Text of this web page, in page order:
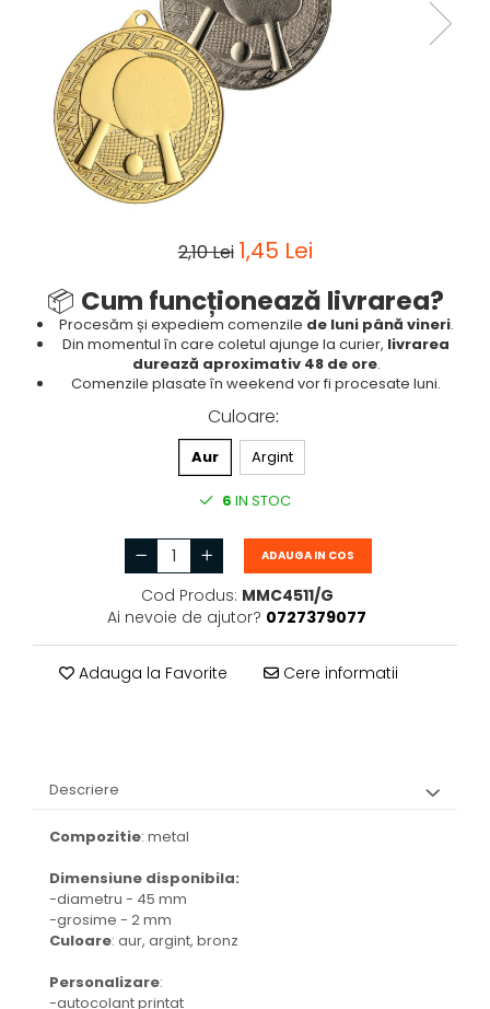
Tenis de camp
Tenis de Masa
Volei
Alte ramuri sportive
2,10 Lei 1,45 Lei
📦 Cum funcționează livrarea?
Procesăm și expediem comenzile de luni până vineri.
Din momentul în care coletul ajunge la curier, livrarea
durează aproximativ 48 de ore.
Comenzile plasate în weekend vor fi procesate luni.
Culoare:
Aur Argint
6 IN STOC
ADAUGA IN COS
Cod Produs: MMC4511/G
Ai nevoie de ajutor? 0727379077
Adauga la Favorite Cere informatii
Descriere
Compozitie: metal
Dimensiune disponibila:
-diametru - 45 mm
-grosime - 2 mm
Culoare: aur, argint, bronz
Personalizare:
-autocolant printat